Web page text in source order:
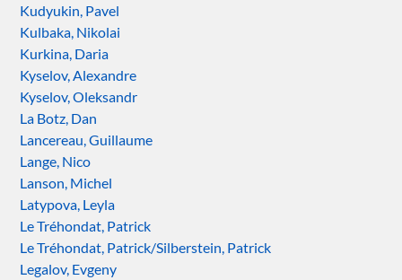
Kudyukin, Pavel
Kulbaka, Nikolai
Kurkina, Daria
Kyselov, Alexandre
Kyselov, Oleksandr
La Botz, Dan
Lancereau, Guillaume
Lange, Nico
Lanson, Michel
Latypova, Leyla
Le Tréhondat, Patrick
Le Tréhondat, Patrick/Silberstein, Patrick
Legalov, Evgeny